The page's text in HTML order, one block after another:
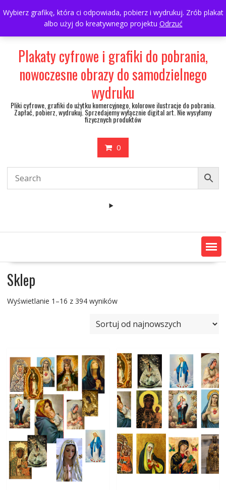
Wybierz grafikę, która ci odpowiada, pobierz i wydrukuj. Zrób plakat
albo użyj do kreatywnego projektu Odrzuć
to
697063361
walulik@gmail.com
My Account
Plakaty cyfrowe i grafiki do pobrania,
nowoczesne obrazy do samodzielnego
wydruku
Pliki cyfrowe, grafiki do użytku komercyjnego, kolorowe ilustracje do pobrania.
Zapłać, pobierz, wydrukuj. Sprzedajemy wyłącznie digital art. Nie wysyłamy
fizycznych produktów
0
Sklep
Wyświetlanie 1–16 z 394 wynikówPosortowane
najnowszych